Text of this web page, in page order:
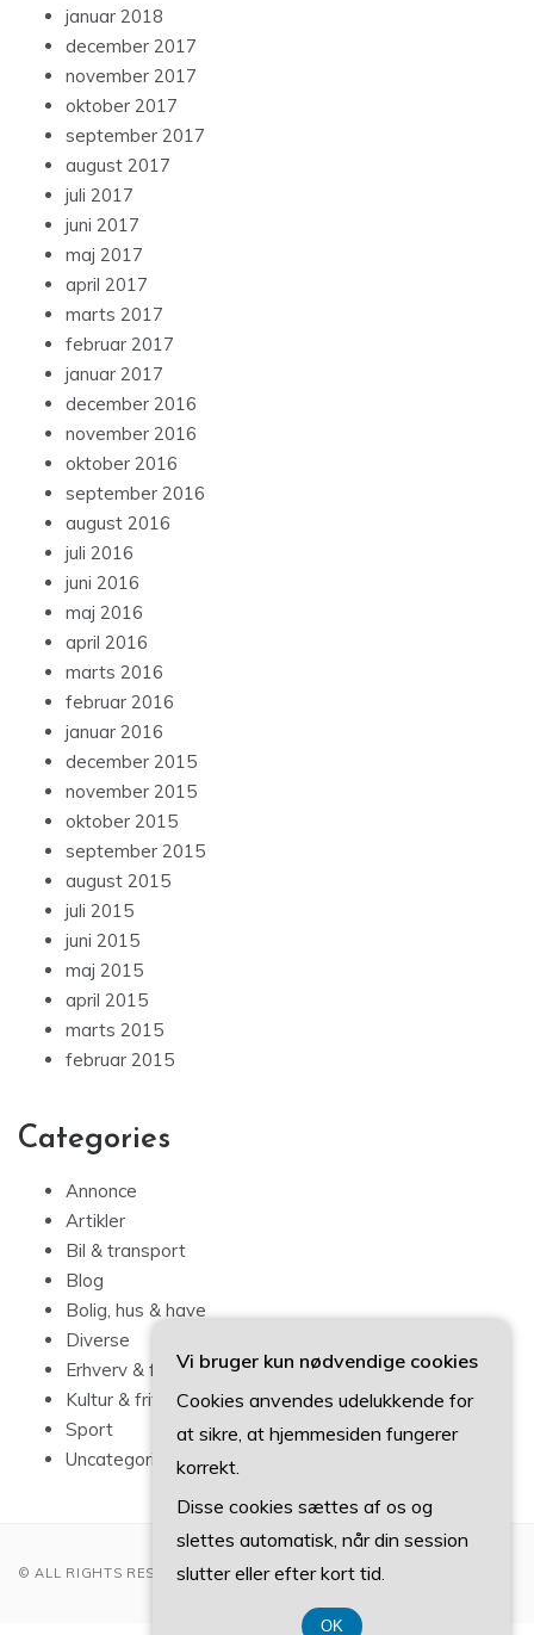
januar 2018
december 2017
november 2017
oktober 2017
september 2017
august 2017
juli 2017
juni 2017
maj 2017
april 2017
marts 2017
februar 2017
januar 2017
december 2016
november 2016
oktober 2016
september 2016
august 2016
juli 2016
juni 2016
maj 2016
april 2016
marts 2016
februar 2016
januar 2016
december 2015
november 2015
oktober 2015
september 2015
august 2015
juli 2015
juni 2015
maj 2015
april 2015
marts 2015
februar 2015
Categories
Annonce
Artikler
Bil & transport
Blog
Bolig, hus & have
Diverse
Erhverv & forbrug
Kultur & fritid
Sport
Uncategorized
© ALL RIGHTS RESERVED 2022
Vi bruger kun nødvendige cookies
Cookies anvendes udelukkende for
at sikre, at hjemmesiden fungerer
korrekt.
Disse cookies sættes af os og
slettes automatisk, når din session
slutter eller efter kort tid.
OK